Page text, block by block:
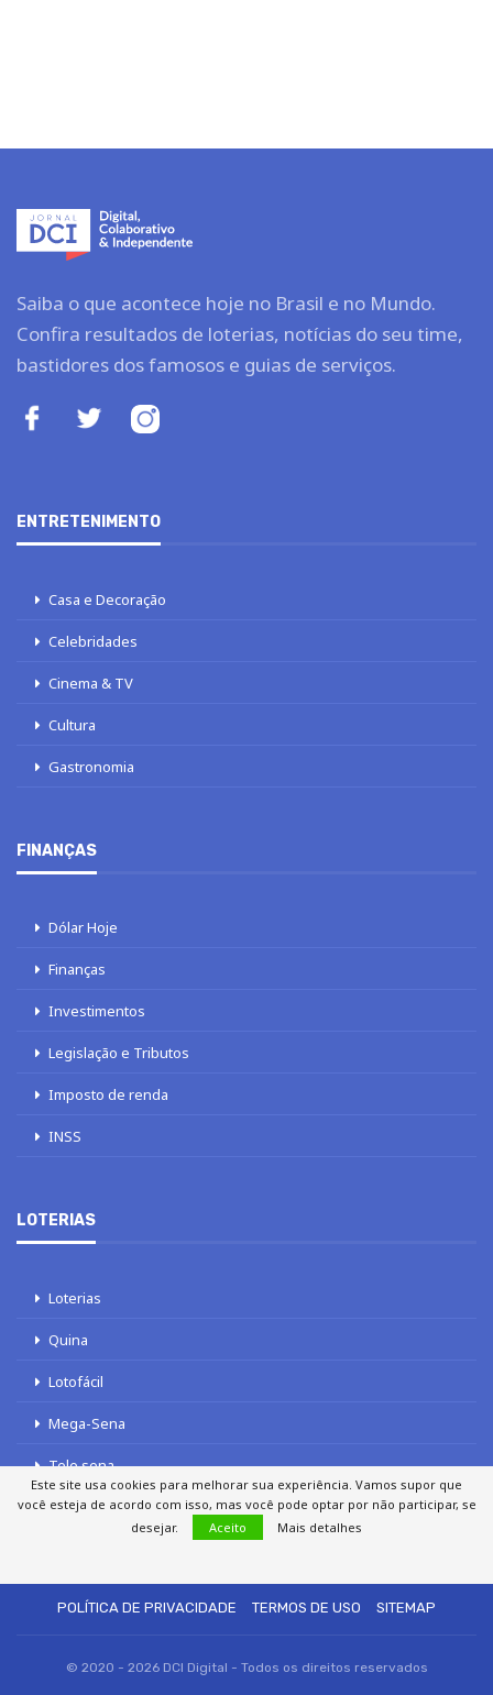
Saiba o que acontece hoje no Brasil e no Mundo.
Confira resultados de loterias, notícias do seu time,
bastidores dos famosos e guias de serviços.
ENTRETENIMENTO
Casa e Decoração
Celebridades
Cinema & TV
Cultura
Gastronomia
FINANÇAS
Dólar Hoje
Finanças
Investimentos
Legislação e Tributos
Imposto de renda
INSS
LOTERIAS
Loterias
Quina
Lotofácil
Mega-Sena
Tele sena
POLÍTICA DE PRIVACIDADE
TERMOS DE USO SITEMAP
© 2020 - 2026 DCI Digital - Todos os direitos reservados
Este site usa cookies para melhorar sua experiência. Vamos supor que
você esteja de acordo com isso, mas você pode optar por não participar, se
desejar.
Aceito Mais detalhes